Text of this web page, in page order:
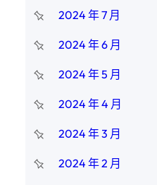
2024 年 7 月
2024 年 6 月
2024 年 5 月
2024 年 4 月
2024 年 3 月
2024 年 2 月